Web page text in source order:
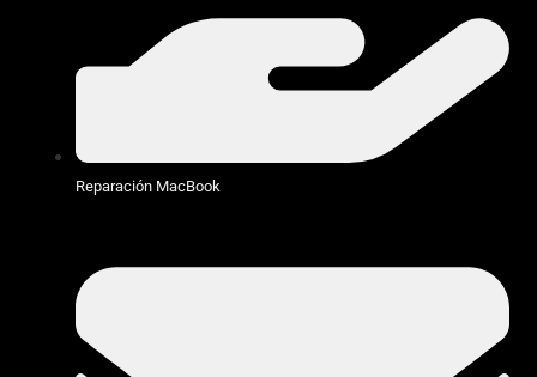
Reparación MacBook